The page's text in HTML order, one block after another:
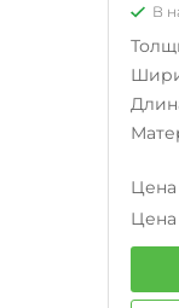
В
Цена
Цена